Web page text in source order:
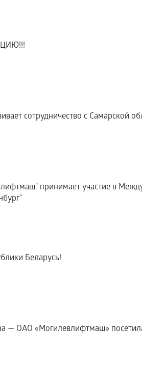
сотрудничество с Самарской
принимает участие в
Беларусь!
— ОАО «Могилевлифтмаш»